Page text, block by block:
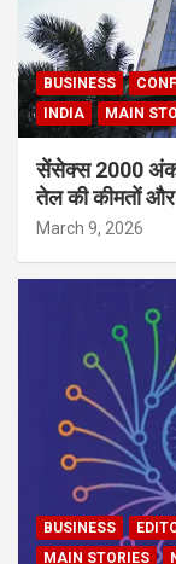
BUSINESS
INDIA
MAIN
सेंसेक्स 2000 अंकों
तेल की कीमतों और
March 9, 2026
BUSINESS
MAIN STORIES